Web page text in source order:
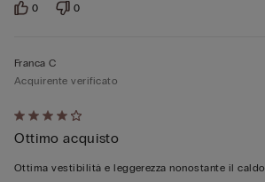
0 0
Valutato
4
su
Franca C
Acquirente verificato
Ottimo acquisto
Ottima vestibilità e leggerezza nonostante il caldo